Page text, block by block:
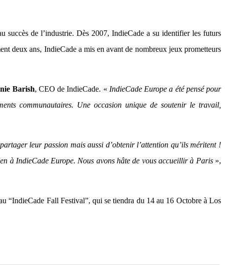
succès de l’industrie. Dès 2007, IndieCade a su identifier les futurs
deux ans, IndieCade a mis en avant de nombreux jeux prometteurs
Barish, CEO de IndieCade. « IndieCade Europe a été pensé pour
communautaires. Une occasion unique de soutenir le travail,
leur passion mais aussi d’obtenir l’attention qu’ils méritent !
à IndieCade Europe. Nous avons hâte de vous accueillir à Paris»,
“IndieCade Fall Festival”, qui se tiendra du 14 au 16 Octobre à Los